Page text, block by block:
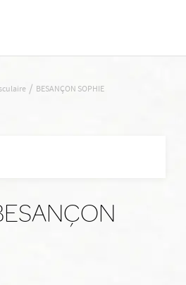
/ BESANÇON SOPHIE